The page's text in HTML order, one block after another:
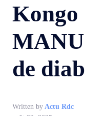
Kongo
MANU
de
Written by Actu Rdc